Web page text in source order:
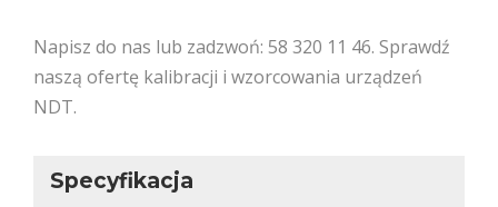
Napisz do nas lub zadzwoń: 58 320 11 46. Sprawdź
naszą ofertę kalibracji i wzorcowania urządzeń
NDT.
Specyfikacja